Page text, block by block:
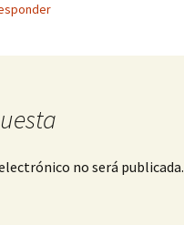
no será publicada.